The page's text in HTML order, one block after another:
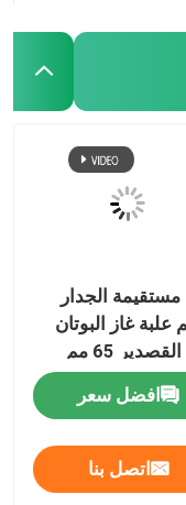
مستقيمة الجدار
علبة غاز البوتان
معدن القصدير 65 مم
افضل سعر
اتصل بنا